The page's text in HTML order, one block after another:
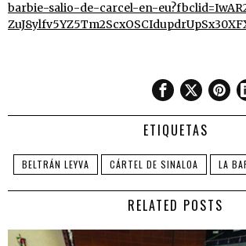
barbie-salio-de-carcel-en-
ETIQUETAS
BELTRÁN LEYVA CÁRTEL DE SINALOA LA
RELATED POSTS